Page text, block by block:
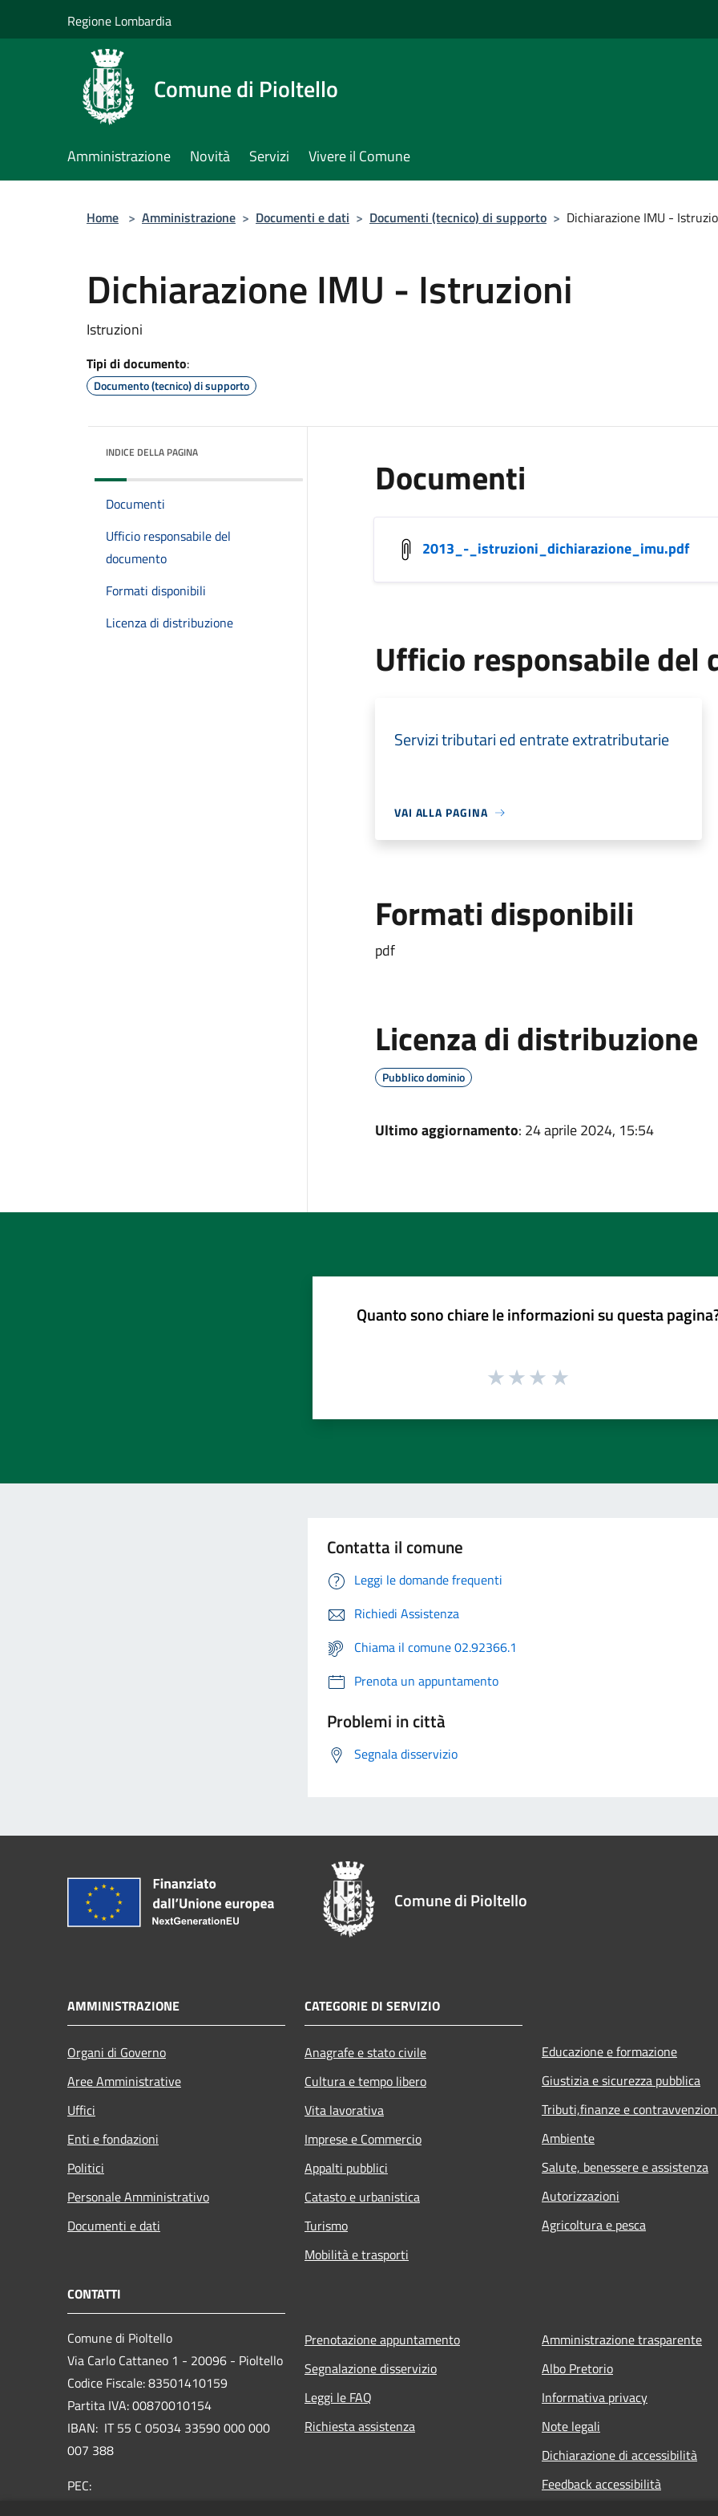
Regione Lombardia
Comune di Pioltello
Amministrazione Novità Servizi Vivere il Comune
Home > Amministrazione > Documenti e dati > Documenti (tecnico) di supporto > Dichiarazione IMU -
Dichiarazione IMU - Istruzioni
Istruzioni
Tipi di documento:
Documento (tecnico) di supporto
INDICE DELLA PAGINA
Documenti
Ufficio responsabile del
documento
Formati disponibili
Licenza di distribuzione
Documenti
2013_-_istruzioni_dichiarazione_imu.pdf
Ufficio responsabile del
Servizi tributari ed entrate extratributarie
VAI ALLA PAGINA
Formati disponibili
pdf
Licenza di distribuzione
Pubblico dominio
Ultimo aggiornamento: 24 aprile 2024, 15:54
Quanto sono chiare le informazioni su questa
Contatta il comune
Leggi le domande frequenti
Richiedi Assistenza
Chiama il comune 02.92366.1
Prenota un appuntamento
Problemi in città
Segnala disservizio
Comune di Pioltello
AMMINISTRAZIONE
Organi di Governo
Aree Amministrative
Uffici
Enti e fondazioni
Politici
Personale Amministrativo
Documenti e dati
CATEGORIE DI SERVIZIO
Anagrafe e stato civile
Cultura e tempo libero
Vita lavorativa
Imprese e Commercio
Appalti pubblici
Catasto e urbanistica
Turismo
Mobilità e trasporti
Educazione e formazione
Giustizia e sicurezza pubblica
Tributi,finanze e
Ambiente
Salute, benessere e assistenza
Autorizzazioni
Agricoltura e pesca
CONTATTI
Comune di Pioltello
Via Carlo Cattaneo 1 - 20096 - Pioltello
Codice Fiscale: 83501410159
Partita IVA: 00870010154
IBAN: IT 55 C 05034 33590 000 000
007 388
PEC:
Prenotazione appuntamento
Segnalazione disservizio
Leggi le FAQ
Richiesta assistenza
Amministrazione trasparente
Albo Pretorio
Informativa privacy
Note legali
Dichiarazione di accessibilità
Feedback accessibilità